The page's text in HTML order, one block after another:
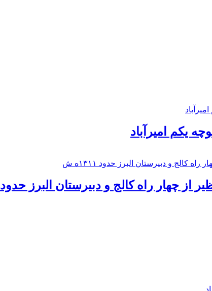
یکم امیرآباد
چهار راه كالج و دبيرستان البرز حدود ۱۳۱۱ه ش